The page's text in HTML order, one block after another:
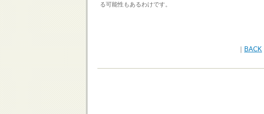
る可能性もあるわけです。
｜ BACK